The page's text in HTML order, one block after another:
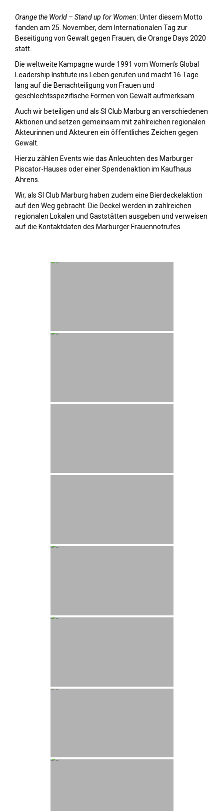
Orange the World – Stand up for Women: Unter diesem Motto
fanden am 25. November, dem Internationalen Tag zur
Beseitigung von Gewalt gegen Frauen, die Orange Days 2020
statt.
Die weltweite Kampagne wurde 1991 vom Women’s Global
Leadership Institute ins Leben gerufen und macht 16 Tage
lang auf die Benachteiligung von Frauen und
geschlechtsspezifische Formen von Gewalt aufmerksam.
Auch wir beteiligen und als SI Club Marburg an verschiedenen
Aktionen und setzen gemeinsam mit zahlreichen regionalen
Akteurinnen und Akteuren ein öffentliches Zeichen gegen
Gewalt.
Hierzu zählen Events wie das Anleuchten des Marburger
Piscator-Hauses oder einer Spendenaktion im Kaufhaus
Ahrens.
Wir, als SI Club Marburg haben zudem eine Bierdeckelaktion
auf den Weg gebracht. Die Deckel werden in zahlreichen
regionalen Lokalen und Gaststätten ausgeben und verweisen
auf die Kontaktdaten des Marburger Frauennotrufes.